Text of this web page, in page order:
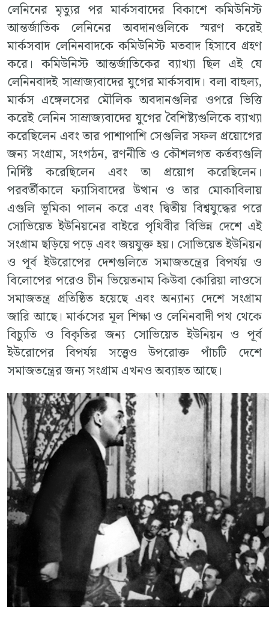
লেনিনের মৃত্যুর পর মার্কসবাদের বিকাশে কমিউনিস্ট
আন্তর্জাতিক লেনিনের অবদানগুলিকে স্মরণ করেই
মার্কসবাদ লেনিনবাদকে কমিউনিস্ট মতবাদ হিসাবে গ্রহণ
করে। কমিউনিস্ট আন্তর্জাতিকের ব্যাখ্যা ছিল এই যে
লেনিনবাদই সাম্রাজ্যবাদের যুগের মার্কসবাদ। বলা বাহুল্য,
মার্কস এঙ্গেলসের মৌলিক অবদানগুলির ওপরে ভিত্তি
করেই লেনিন সাম্রাজ্যবাদের যুগের বৈশিষ্ট্যগুলিকে ব্যাখ্যা
করেছিলেন এবং তার পাশাপাশি সেগুলির সফল প্রয়োগের
জন্য সংগ্রাম, সংগঠন, রণনীতি ও কৌশলগত কর্তব্যগুলি
নির্দিষ্ট করেছিলেন এবং তা প্রয়োগ করেছিলেন।
পরবর্তীকালে ফ্যাসিবাদের উত্থান ও তার মোকাবিলায়
এগুলি ভূমিকা পালন করে এবং দ্বিতীয় বিশ্বযুদ্ধের পরে
সোভিয়েত ইউনিয়নের বাইরে পৃথিবীর বিভিন্ন দেশে এই
সংগ্রাম ছড়িয়ে পড়ে এবং জয়যুক্ত হয়। সোভিয়েত ইউনিয়ন
ও পূর্ব ইউরোপের দেশগুলিতে সমাজতন্ত্রের বিপর্যয় ও
বিলোপের পরেও চীন ভিয়েতনাম কিউবা কোরিয়া লাওসে
সমাজতন্ত্র প্রতিষ্ঠিত হয়েছে এবং অন্যান্য দেশে সংগ্রাম
জারি আছে। মার্কসের মূল শিক্ষা ও লেনিনবাদী পথ থেকে
বিচ্যুতি ও বিকৃতির জন্য সোভিয়েত ইউনিয়ন ও পূর্ব
ইউরোপের বিপর্যয় সত্ত্বেও উপরোক্ত পাঁচটি দেশে
সমাজতন্ত্রের জন্য সংগ্রাম এখনও অব্যাহত আছে।